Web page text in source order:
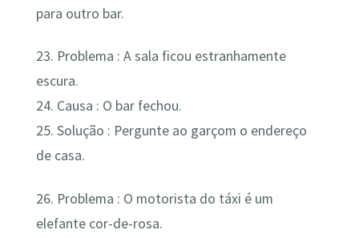
para outro bar.
23. Problema : A sala ficou estranhamente
escura.
24. Causa : O bar fechou.
25. Solução : Pergunte ao garçom o endereço
de casa.
26. Problema : O motorista do táxi é um
elefante cor-de-rosa.